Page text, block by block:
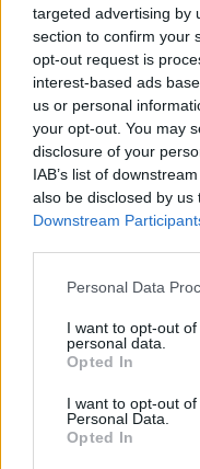
targeted advertising by
section to confirm your
opt-out request is
interest-based ads
us or personal
your opt-out. You may
disclosure of your
IAB’s list of
also be disclosed by
Downstream
Please note that this
not limited to your visit
grant or deny consent
use your data for
consent section.
Personal Data
I want to opt-out
personal data.
Opted In
I want to opt-out
Personal Data.
Opted In
Μήλος: Οι «γκρίζες
του νόμου για
προσγείωση
ελικοπτέρου
Σαρακήνικο